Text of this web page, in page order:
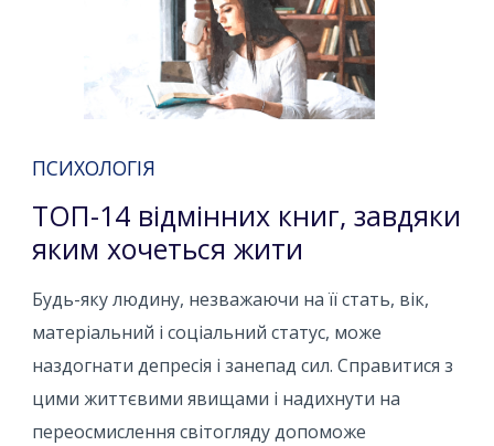
ПСИХОЛОГІЯ
ТОП-14 відмінних книг, завдяки
яким хочеться жити
Будь-яку людину, незважаючи на її стать, вік,
матеріальний і соціальний статус, може
наздогнати депресія і занепад сил. Справитися з
цими життєвими явищами і надихнути на
переосмислення світогляду допоможе